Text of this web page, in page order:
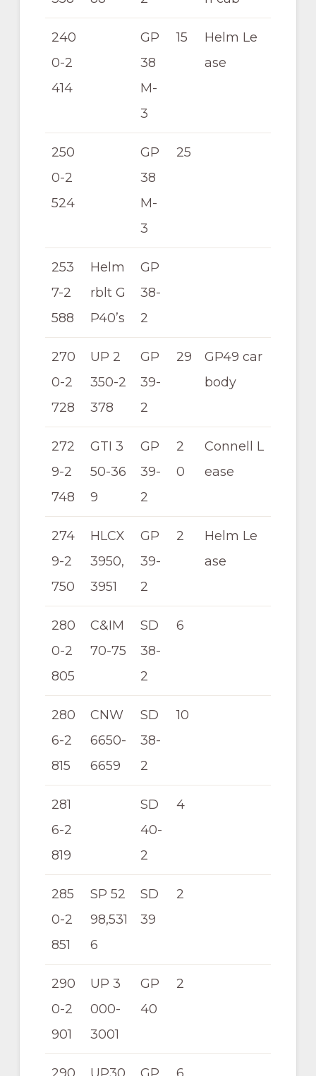
240
0-2
414
GP
38
M-
3
15
Helm Le
ase
250
0-2
524
GP
38
M-
3
25
253
7-2
588
Helm
rblt G
P40’s
GP
38-
2
270
0-2
728
UP 2
350-2
378
GP
39-
2
29
GP49 car
body
272
9-2
748
GTI 3
50-36
9
GP
39-
2
2
0
Connell L
ease
274
9-2
750
HLCX
3950,
3951
GP
39-
2
2
Helm Le
ase
280
0-2
805
C&IM
70-75
SD
38-
2
6
280
6-2
815
CNW
6650-
6659
SD
38-
2
10
281
6-2
819
SD
40-
2
4
285
0-2
851
SP 52
98,531
6
SD
39
2
290
0-2
901
UP 3
000-
3001
GP
40
2